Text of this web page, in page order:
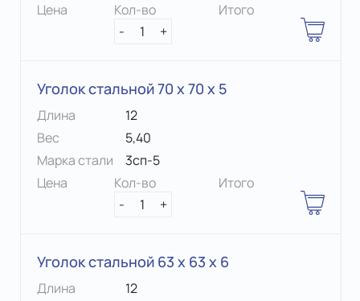
Цена
Кол-во
-
1 +
Итого
Уголок стальной 70 х 70 x 5
Длина
12
Вес
5,40
Марка стали
3сп-5
Цена
Кол-во
-
1 +
Итого
Уголок стальной 63 х 63 x 6
Длина
12